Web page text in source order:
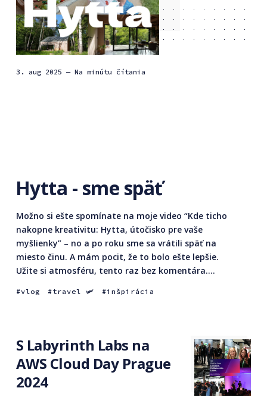
3. aug 2025 — Na minútu čítania
Hytta - sme späť
Možno si ešte spomínate na moje video “Kde ticho
nakopne kreativitu: Hytta, útočisko pre vaše
myšlienky” – no a po roku sme sa vrátili späť na
miesto činu. A mám pocit, že to bolo ešte lepšie.
Užite si atmosféru, tento raz bez komentára....
vlog travel 🛩 inšpirácia
S Labyrinth Labs na
AWS Cloud Day Prague
2024